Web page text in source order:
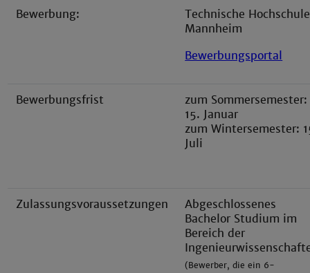
Bewerbung:
Technische Hochschule
Mannheim
Bewerbungsportal
Bewerbungsfrist
zum Sommersemester:
15. Januar
zum Wintersemester:
Juli
Zulassungsvoraussetzungen
Abgeschlossenes
Bachelor Studium im
Bereich der
(Bewerber, die ein 6-